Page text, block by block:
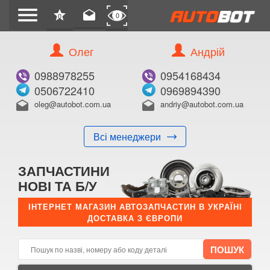
menu star
0 drafts 0
Олег
0988978255
0506722410
drafts oleg@autobot.com.ua
Всі менеджери
Андрій
0954168434
0969894390
drafts andriy@autobot.com.ua
ЗАПЧАСТИНИ
НОВІ ТА Б/У
ІНТЕРНЕТ МАГАЗИН АВТОЗАПЧАСТИН В УКРАЇНІ
ДОСТАВКА З ЄВРОПИ
КУПИТИ
Оригінальний номер:
Примітка:
E-mail:
Телефон: